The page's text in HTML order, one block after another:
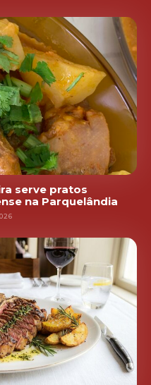
serve pratos
na Parquelândia